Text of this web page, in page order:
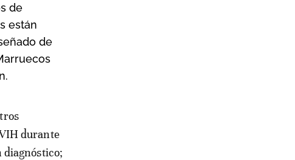
de
están
de
durante
diagnóstico;